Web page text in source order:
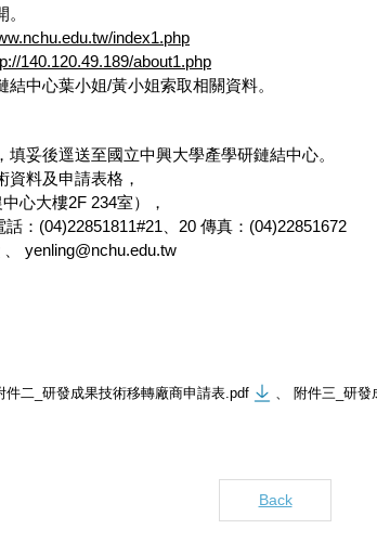
index1.php
140.120.49.189/about1.php
結中心葉小姐/黃小姐索取相關資料。
填妥後逕送至國立中興大學產學研鏈結中心。
資料及申請表格，
心大樓2F 234室），
：(04)22851811#21、20 傳真：(04)22851672
、 yenling@nchu.edu.tw
件二_研發成果技術移轉廠商申請表.pdf 、 附件三_研發
Back